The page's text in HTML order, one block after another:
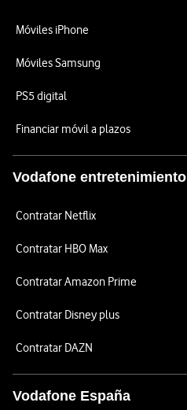
Móviles iPhone
Móviles Samsung
PS5 digital
Financiar móvil a plazos
Vodafone entretenimiento
Contratar Netflix
Contratar HBO Max
Contratar Amazon Prime
Contratar Disney plus
Contratar DAZN
Vodafone España